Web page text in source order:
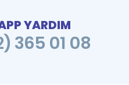
YARDIM
365 01 08